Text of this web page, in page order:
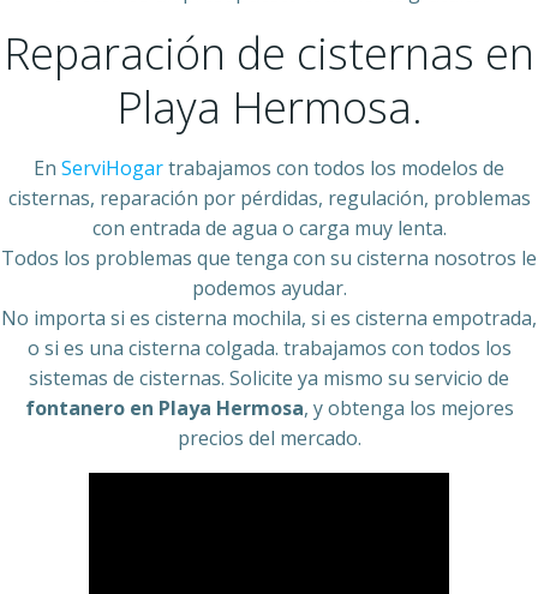
Reparación de cisternas en
Playa Hermosa.
En ServiHogartrabajamos con todos los modelos de
cisternas, reparación por pérdidas, regulación, problemas
con entrada de agua o carga muy lenta.
Todos los problemas que tenga con su cisterna nosotros le
podemos ayudar.
No importa si es cisterna mochila, si es cisterna empotrada,
o si es una cisterna colgada. trabajamos con todos los
sistemas de cisternas. Solicite ya mismo su servicio de
fontanero en Playa Hermosa, y obtenga los mejores
precios del mercado.